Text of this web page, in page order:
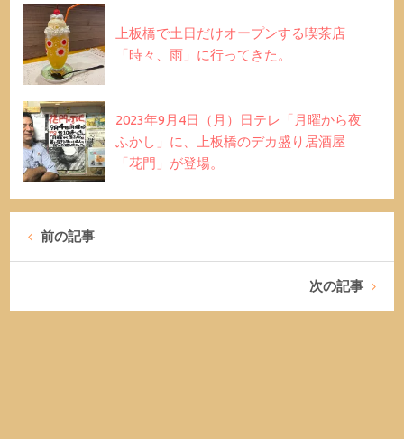
上板橋で土日だけオープンする喫茶店
「時々、雨」に行ってきた。
2023年9月4日（月）日テレ「月曜から夜
ふかし」に、上板橋のデカ盛り居酒屋
「花門」が登場。
前の記事
次の記事